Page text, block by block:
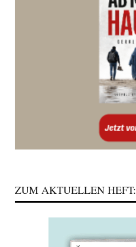
ZUM AKTUELLEN HEFT: